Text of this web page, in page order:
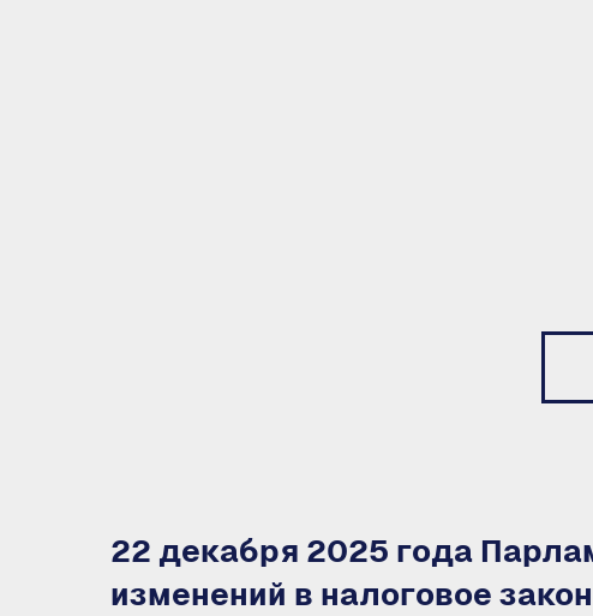
22 декабря 2025 года
изменений в налоговое